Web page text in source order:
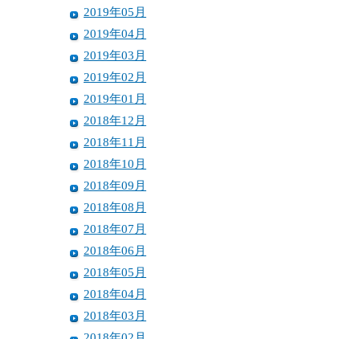
2019年05月
2019年04月
2019年03月
2019年02月
2019年01月
2018年12月
2018年11月
2018年10月
2018年09月
2018年08月
2018年07月
2018年06月
2018年05月
2018年04月
2018年03月